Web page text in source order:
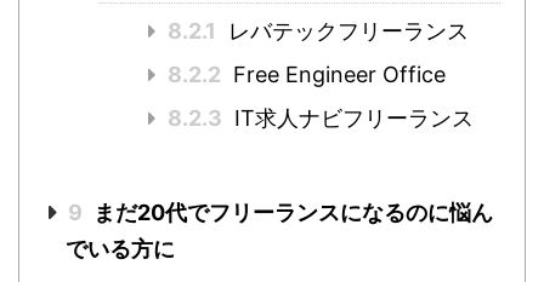
8.2.1
レバテックフリーランス
8.2.2 Free Engineer Office
8.2.3 IT求人ナビフリーランス
9
まだ20代でフリーランスになるのに悩ん
でいる方に